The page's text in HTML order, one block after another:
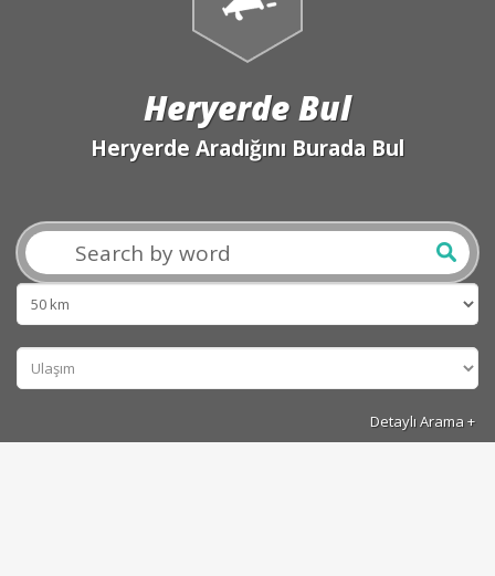
Heryerde Bul
Heryerde Aradığını Burada Bul
Detaylı Arama